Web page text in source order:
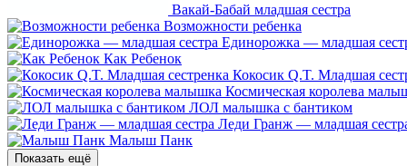
Вакай-Бабай младшая сестра
Возможности ребенка
Единорожка — младшая
Как Ребенок
Кокосик Q.T. Младшая
Космическая королева
ЛОЛ малышка с бантиком
Леди Гранж — младшая
Малыш Панк
Показать ещё